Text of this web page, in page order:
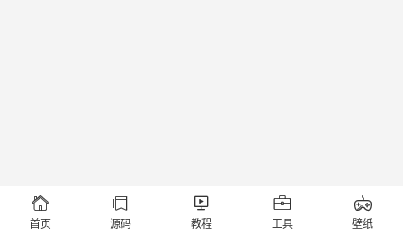

首页

源码

教程

工具

壁纸